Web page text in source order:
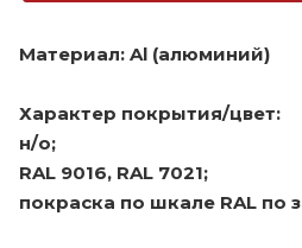
Материал: Al (алюминий)
Характер покрытия/цвет:
н/о;
RAL 9016, RAL 7021;
покраска по шкале RAL по